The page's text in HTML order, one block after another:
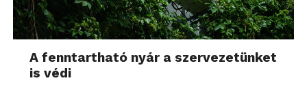
A fenntartható nyár a szervezetünket
is védi